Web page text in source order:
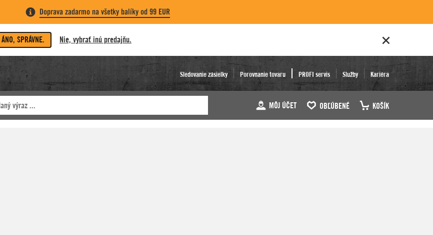
Doprava zadarmo na všetky balíky od 99 EUR
ÁNO, SPRÁVNE. Nie, vybrať inú predajňu.
Sledovanie zásielky Porovnanie tovaru PROFI servis Služby Kariéra
MÔJ ÚČET OBĽÚBENÉ KOŠÍK